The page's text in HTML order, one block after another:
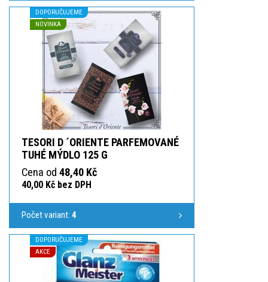
DOPORUČUJEME
NOVINKA
TESORI D ´ORIENTE PARFEMOVANÉ
TUHÉ MÝDLO 125 G
Cena od 48,40 Kč
40,00 Kč bez DPH
Počet variant: 4
DOPORUČUJEME
AKCE